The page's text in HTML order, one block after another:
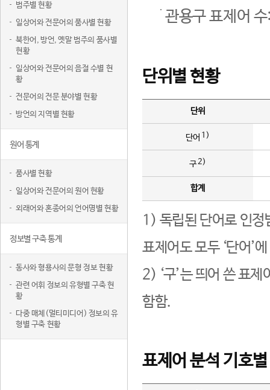
범주별 현황
일상어와 전문어의 품사별 현황
북한어, 방언, 옛말 범주의 품사별
현황
일상어와 전문어의 음절 수별 현
황
전문어의 전문 분야별 현황
방언의 지역별 현황
원어 통계
품사별 현황
일상어와 전문어의 원어 현황
외래어와 혼종어의 언어명별 현황
정보별 구축 통계
동사와 형용사의 문형 정보 현황
관련 어휘 정보의 유형별 구축 현
황
다중 매체(멀티미디어) 정보의 유
형별 구축 현황
관용구 표제어
단위별 현황
단위
단어 1)
구2)
합계
1) 독립된 단어로 인정
표제어도 모두 ‘단어’
2) ‘구’는 띄어 쓴 표
함함.
표제어 분석 기호